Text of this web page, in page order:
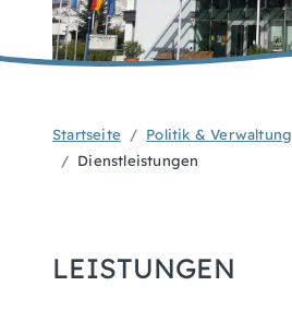
Startseite Politik & Verwaltung
Dienstleistungen
LEISTUNGEN